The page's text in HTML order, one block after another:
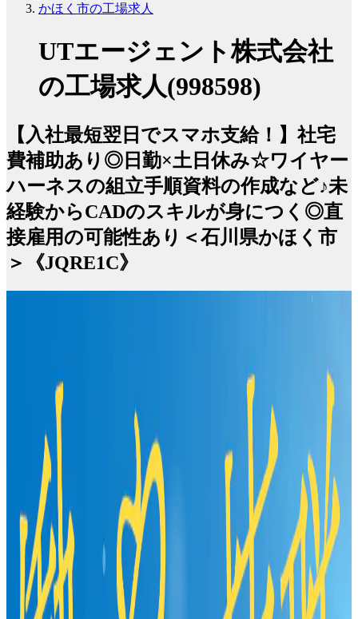
かほく市の工場求人
UTエージェント株式会社
の工場求人(998598)
【入社最短翌日でスマホ支給！】社宅
費補助あり◎日勤×土日休み☆ワイヤー
ハーネスの組立手順資料の作成など♪未
経験からCADのスキルが身につく◎直
接雇用の可能性あり＜石川県かほく市
＞《JQRE1C》